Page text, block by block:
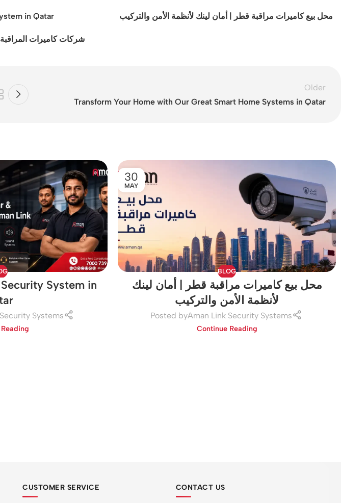
in Qatar محل بيع كاميرات مراقبة قطر | أمان لينك لأنظمة الأمن والتركيب
شركات كاميرات
Older
Transform Your Home with Our Great Smart Home Systems in Qatar
System in
Systems
30
MAY
BLOG
محل بيع كاميرات مراقبة قطر | أمان لينك
لأنظمة الأمن والتركيب
Posted byAman Link Security Systems
Continue Reading
CUSTOMER SERVICE CONTACT US